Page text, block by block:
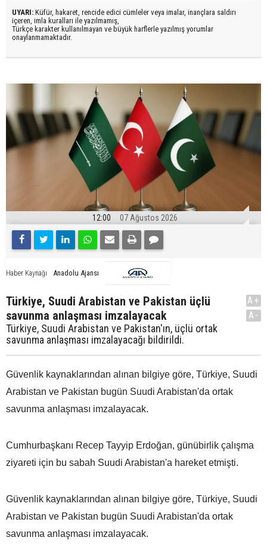
UYARI: Küfür, hakaret, rencide edici cümleler veya imalar, inançlara saldırı
içeren, imla kuralları ile yazılmamış,
Türkçe karakter kullanılmayan ve büyük harflerle yazılmış yorumlar
onaylanmamaktadır.
12:00 07 Ağustos 2026
Haber Kaynağı Anadolu Ajansı
Türkiye, Suudi Arabistan ve Pakistan üçlü
savunma anlaşması imzalayacak
Türkiye, Suudi Arabistan ve Pakistan'ın, üçlü ortak
savunma anlaşması imzalayacağı bildirildi.
A+
A-
Güvenlik kaynaklarından alınan bilgiye göre, Türkiye, Suudi
Arabistan ve Pakistan bugün Suudi Arabistan'da ortak
savunma anlaşması imzalayacak.
Cumhurbaşkanı Recep Tayyip Erdoğan, günübirlik çalışma
ziyareti için bu sabah Suudi Arabistan'a hareket etmişti.
Güvenlik kaynaklarından alınan bilgiye göre, Türkiye, Suudi
Arabistan ve Pakistan bugün Suudi Arabistan'da ortak
savunma anlaşması imzalayacak.